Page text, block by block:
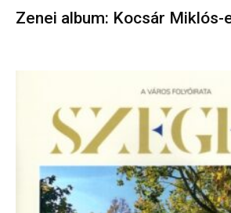
Zenei album: Kocsár